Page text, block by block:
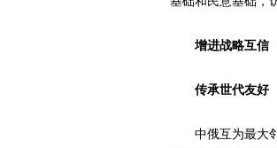
增进战略互信
传承世代友好
中俄互为最大邻